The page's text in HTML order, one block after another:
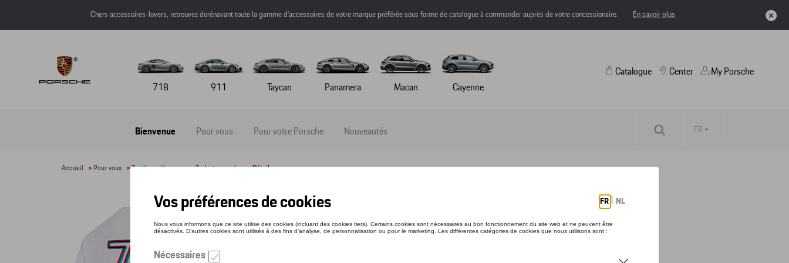
Chers accessoires-lovers, retrouvez dorénavant toute la gamme d’accessoires de votre marque préférée sous forme de catalogue à commander auprès de votre concessionaire. En savoir plus
718 911 Taycan Panamera Macan Cayenne
Catalogue
Bienvenue Pour vous Pour votre Porsche Nouveautés
Center My Porsche
FR
Accueil > Pour vous >Textile >Hommes >T-shirts et polos > Détail
T-SHIRT - 75 Y PORSCHE SPORTS CAR - M
Référence: WAP13000M0P75Y